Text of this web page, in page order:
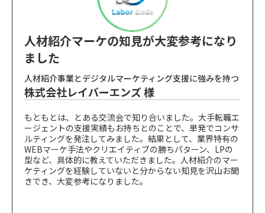
人材紹介マーケの知見が大変参考になり
ました
人材紹介事業とデジタルマーケティング支援に強みを持つ
株式会社レイバーエンズ 様
もともとは、とある交流会で知り合いました。大手転職エ
ージェントの支援実績もお持ちとのことで、単発でコンサ
ルティングを発注してみました。結果として、業界特有の
WEBマーケ手法やクリエイティブの勝ちパターン、LPの
型など、具体的に教えていただきました。人材紹介のマー
ケティングを経験していないと分からない知見を沢山お聞
きでき、大変参考になりました。